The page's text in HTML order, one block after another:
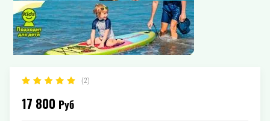
(2)
17 800 Руб